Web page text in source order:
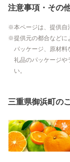
注意事項・その
本ページは、提供自
提供元の都合などに
パッケージ、原材料
礼品のパッケージや
い。
三重県御浜町の